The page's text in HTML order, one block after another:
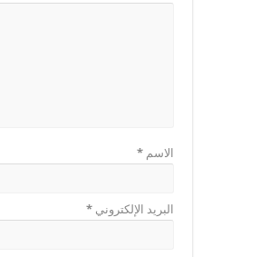
الاسم*
البريد الإلكتروني*